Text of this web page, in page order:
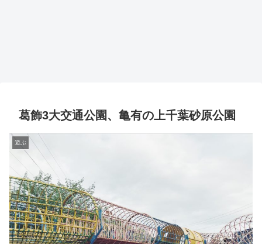
葛飾3大交通公園、亀有の上千葉砂原公園
遊ぶ